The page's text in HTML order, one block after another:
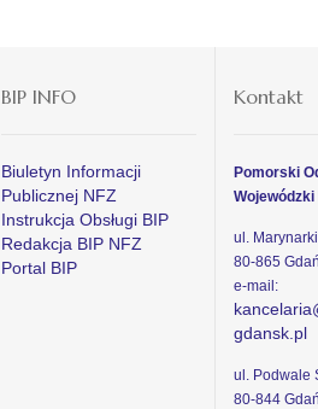
BIP INFO
Biuletyn Informacji
Publicznej NFZ
Instrukcja Obsługi BIP
Redakcja BIP NFZ
Portal BIP
Kontakt
Pomorski
Wojewódzki
ul.
80-865
e-mail:
gdansk.pl
ul. Podwale
80-844